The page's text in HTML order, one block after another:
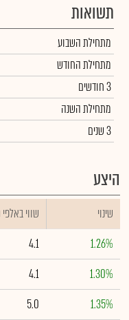
תשואות
מתחילת השבוע
מתחילת החודש
3 חודשים
מתחילת השנה
3 שנים
היצע
שינוי ₪ שווי באלפי
1.26%
4.1
1.30%
4.1
1.35%
5.0